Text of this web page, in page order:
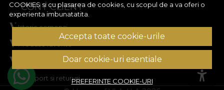
COOKIESsi cu plasarea de cookies, cu scopul de a va oferi o
experienta imbunatatita.
Accepta toate cookie-urile
Doar cookie-uri esentiale
PREFERINTE COOKIE-URI
CONT CLIENT
Istoric comenzi
Metode de plata
Transport si retururi